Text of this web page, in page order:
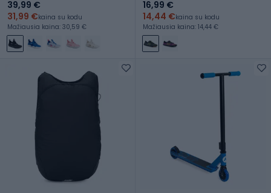
39,99 €
31,99 €kaina su kodu
Mažiausia kaina: 30,59 €
16,99 €
14,44 €kaina su kodu
Mažiausia kaina: 14,44 €